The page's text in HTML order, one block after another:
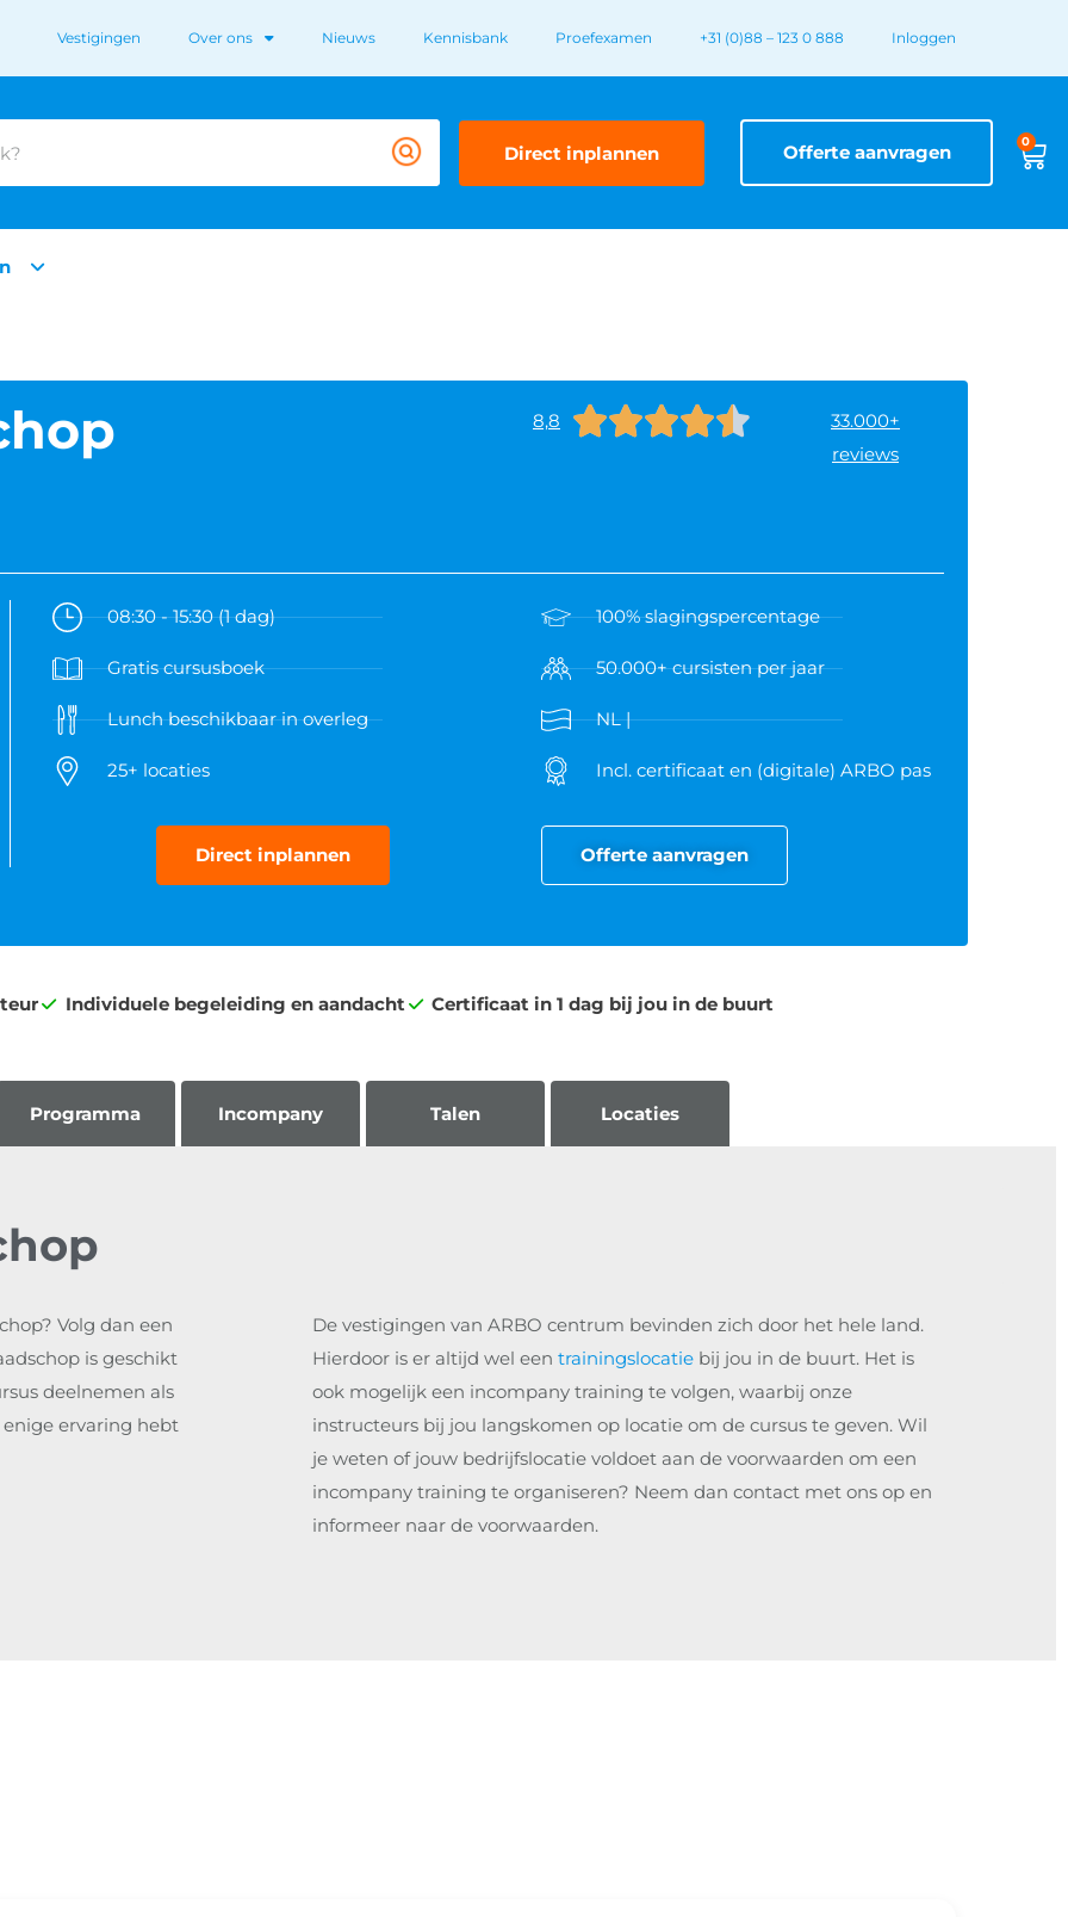
Vestigingen Over ons Nieuws Kennisbank Proefexamen +31 (0)88 – 123 0 888 Inloggen
Direct inplannen Offerte aanvragen 0
8,8 
33.000+
reviews
08:30 - 15:30 (1 dag)
Gratis cursusboek
Lunch beschikbaar in overleg
25+ locaties
Direct inplannen
100% slagingspercentage
50.000+ cursisten per jaar
NL |
Incl. certificaat en (digitale) ARBO pas
Offerte aanvragen
Individuele begeleiding en aandacht Certificaat in 1 dag bij jou in de buurt
Programma Incompany Talen Locaties
Volg dan een
is geschikt
deelnemen als
ervaring hebt
De vestigingen van ARBO centrum bevinden zich door het hele land.
Hierdoor is er altijd wel een trainingslocatie bij jou in de buurt. Het is
ook mogelijk een incompany training te volgen, waarbij onze
instructeurs bij jou langskomen op locatie om de cursus te geven. Wil
je weten of jouw bedrijfslocatie voldoet aan de voorwaarden om een
incompany training te organiseren? Neem dan contact met ons op en
informeer naar de voorwaarden.